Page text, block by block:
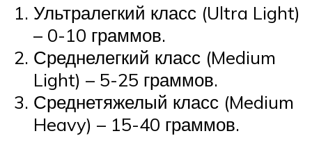
Ультралегкий класс (Ultra Light)
– 0-10 граммов.
Среднелегкий класс (Medium
Light) – 5-25 граммов.
Среднетяжелый класс (Medium
Heavy) – 15-40 граммов.